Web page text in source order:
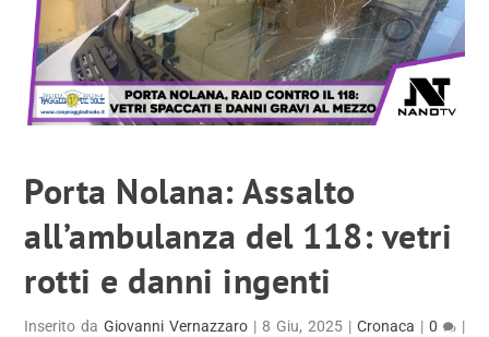
Porta Nolana: Assalto
all’ambulanza del 118: vetri
rotti e danni ingenti
Inserito daGiovanni Vernazzaro | 8 Giu, 2025| Cronaca | 0 |